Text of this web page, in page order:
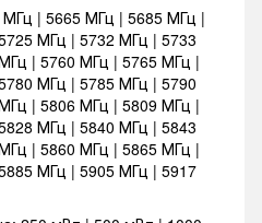
МГц | 5665 МГц | 5685 МГц |
МГц | 5732 МГц | 5733
| 5760 МГц | 5765 МГц |
МГц | 5785 МГц | 5790
| 5806 МГц | 5809 МГц |
МГц | 5840 МГц | 5843
| 5860 МГц | 5865 МГц |
МГц | 5905 МГц | 5917